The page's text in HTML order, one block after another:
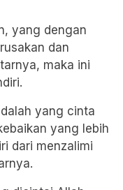
yang dengan
dan
maka ini
yang cinta
yang lebih
dari menzalimi